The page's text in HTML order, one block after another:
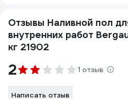
Отзывы Наливной пол
внутренних работ
кг 21902
2 1 отзыв
Написать отзыв